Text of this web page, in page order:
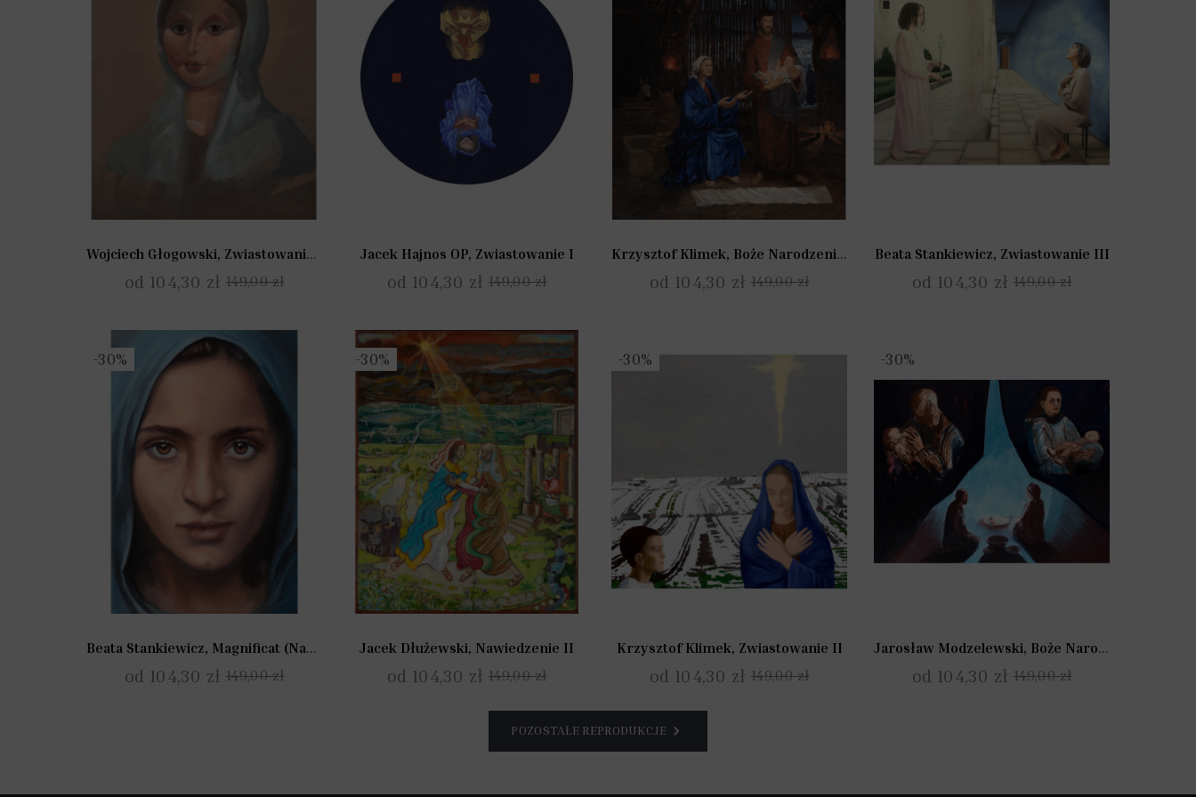
Wojciech Głogowski, Zwiastowanie II
od 104,30 zł 149,00 zł
Jacek Hajnos OP, Zwiastowanie I
od 104,30 zł 149,00 zł
Krzysztof Klimek, Boże Narodzenie I
od 104,30 zł 149,00 zł
Beata Stankiewicz, Zwiastowanie III
od 104,30 zł 149,00 zł
-30%
Beata Stankiewicz, Magnificat (Nawiedzenie III)
od 104,30 zł 149,00 zł
-30%
Jacek Dłużewski, Nawiedzenie II
od 104,30 zł 149,00 zł
-30%
Krzysztof Klimek, Zwiastowanie II
od 104,30 zł 149,00 zł
-30%
Jarosław Modzelewski, Boże Narodzenie I
od 104,30 zł 149,00 zł
POZOSTAŁE REPRODUKCJE 